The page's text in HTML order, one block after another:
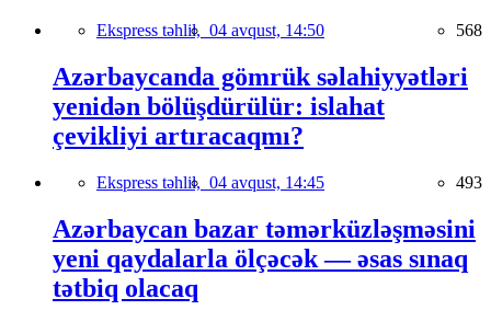
Ekspress təhlil, 04 avqust, 14:50 568
Azərbaycanda gömrük səlahiyyətləri
yenidən bölüşdürülür: islahat
çevikliyi artıracaqmı?
Ekspress təhlil, 04 avqust, 14:45 493
Azərbaycan bazar təmərküzləşməsini
yeni qaydalarla ölçəcək — əsas sınaq
tətbiq olacaq